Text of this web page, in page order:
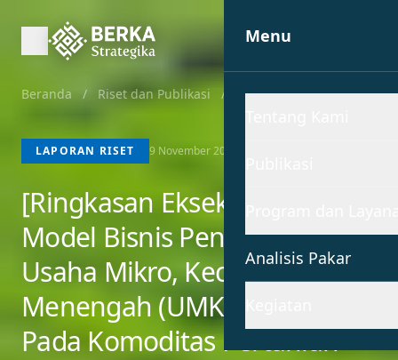
Menu
Analisis Pakar
Beranda / Riset dan Publikasi / Laporan Riset
LAPORAN RISET 9 November 2018
[Ringkasan Eksekutif] Kajian
Model Bisnis Pengembangan
Usaha Mikro, Kecil Dan
Menengah (UMKM) Syariah
Pada Komoditas Pertanian